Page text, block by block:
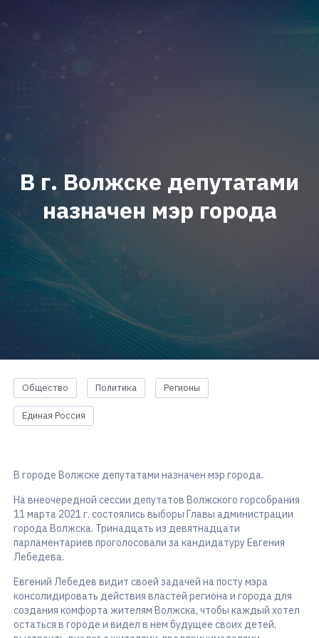
В г. Волжске депутатами
назначен мэр города
Общество Политика Регионы
Единая Россия
В городе Волжске депутатами назначен мэр города.
На внеочередной сессии депутатов Волжского горсобрания
11 марта 2021 г. состоялись выборы Главы администрации
города Волжска. Тринадцать из девятнадцати
парламентариев проголосовали за кандидатуру Евгения
Лебедева.
Евгений Лебедев видит своей задачей на посту мэра
консолидировать действия властей региона и города для
создания комфорта жителям Волжска, чтобы каждый хотел
остаться в городе и видел в нем будущее своих детей,